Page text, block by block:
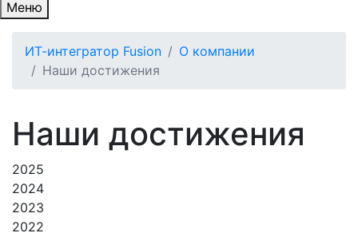
Меню
ИТ-интегратор Fusion
О компании
Наши достижения
Наши достижения
2025
2024
2023
2022